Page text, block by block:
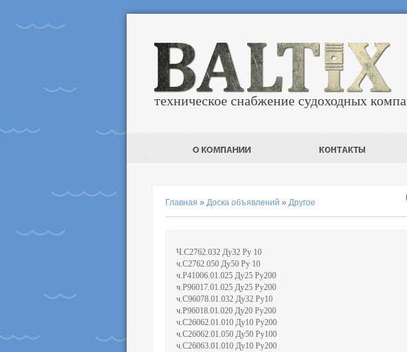
техническое снабжение судоходных
Главная » Доска объявлений » Другое
Ч.С2762.032 Ду32 Ру 10
ч.С2762.050 Ду50 Ру 10
ч.Р41006.01.025 Ду25 Ру200
ч.Р96017.01.025 Ду25 Ру200
ч.С96078.01.032 Ду32 Ру10
ч.Р96018.01.020 Ду20 Ру200
ч.С26062.01.010 Ду10 Ру200
ч.С26062.01.050 Ду50 Ру100
ч.С26063.01.010 Ду10 Ру200